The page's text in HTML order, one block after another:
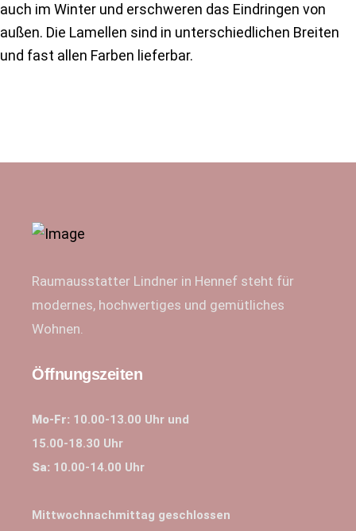
auch im Winter und erschweren das Eindringen von
außen. Die Lamellen sind in unterschiedlichen Breiten
und fast allen Farben lieferbar.
Raumausstatter Lindner in Hennef steht für
modernes, hochwertiges und gemütliches
Wohnen.
Öffnungszeiten
Mo-Fr: 10.00-13.00 Uhr und
15.00-18.30 Uhr
Sa: 10.00-14.00 Uhr
Mittwochnachmittag geschlossen